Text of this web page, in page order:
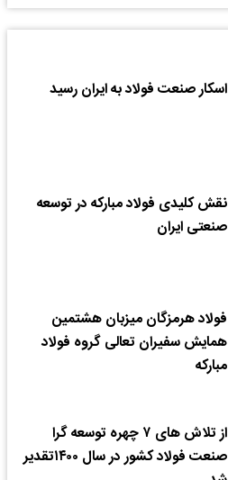
اسکار صنعت فولاد به ایران رسید
نقش کلیدی فولاد مبارکه در توسعه
صنعتی ایران
فولاد هرمزگان میزبان هشتمین
همایش سفیران تعالی گروه فولاد
مبارکه
از تلاش های ۷ چهره توسعه گرا
صنعت فولاد کشور در سال ۱۴۰۰تقدیر